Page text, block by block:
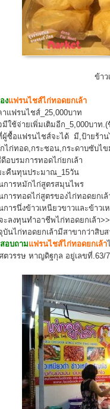
ข้าว
งแฟรนไชส์ไก่ทอดยกเล้า
าแฟรนไชส์_25,000บาท
มีใช้จ่ายเพิ่มเติมอีก_5,000บา
ผู้ซื้อแฟรนไชส์จะได้ มี,ป้ายร้าน
ก่ทอด,กระชอน,กระดาบซับไข
อบรมการทอดไก่ยกเล้า
ะคืนทุนประมาณ_15วัน
การหมักไก่สูตรสมุนไพร
การทอดไก่สูตรของไก่ทอดยกเล้
การนึ่งข้าวเหนียวขาวและข้าว
ะลงทุนทำอาชีพไก่ทอดยกเล้า
บันไก่ทอดยกเล้ามีสาขากว่าสิบ
อบถามแฟรนไชส์ไก่ทอดยกเล้า
วรรษ หาญดิฐกุล อยู่เลขที่.63/